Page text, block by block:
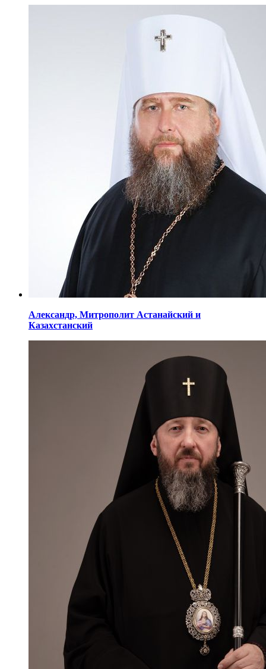
Александр, Митрополит Астанайский и
Казахстанский